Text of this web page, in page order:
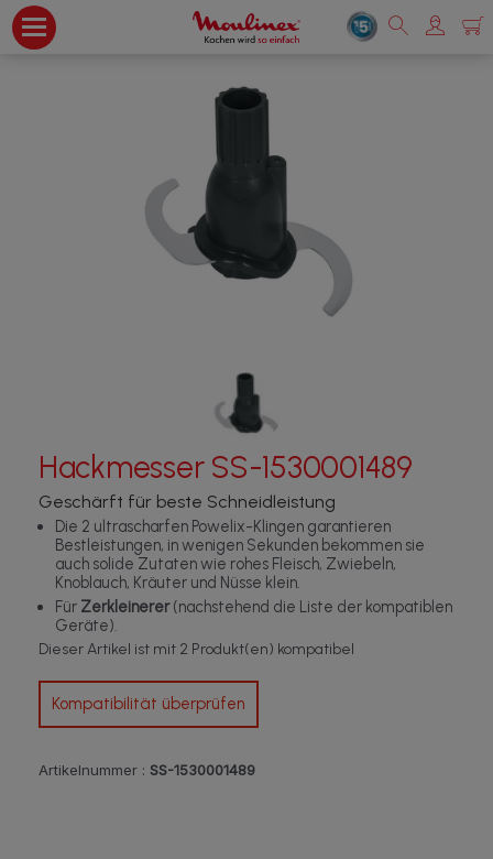
Hackmesser SS-1530001489
Geschärft für beste Schneidleistung
Die 2 ultrascharfen Powelix-Klingen garantieren
Bestleistungen, in wenigen Sekunden bekommen sie
auch solide Zutaten wie rohes Fleisch, Zwiebeln,
Knoblauch, Kräuter und Nüsse klein.
Für Zerkleinerer(nachstehend die Liste der kompatiblen
Geräte).
Dieser Artikel ist mit 2 Produkt(en) kompatibel
Kompatibilität überprüfen
Artikelnummer : SS-1530001489